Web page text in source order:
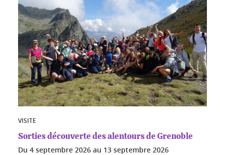
VISITE
Sorties découverte des alentours de Grenoble
Du 4 septembre 2026 au 13 septembre 2026